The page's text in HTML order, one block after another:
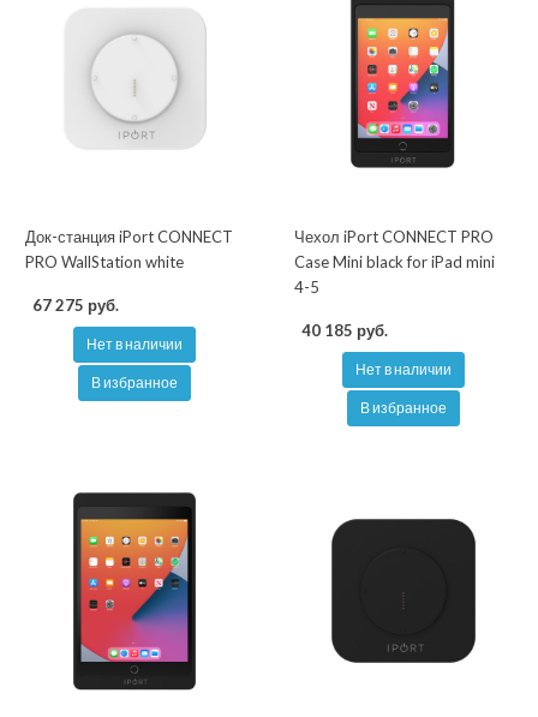
Док-станция iPort CONNECT
PRO WallStation white
67 275 руб.
Нет в наличии
В избранное
Чехол iPort CONNECT PRO
Case Mini black for iPad mini
4-5
40 185 руб.
Нет в наличии
В избранное